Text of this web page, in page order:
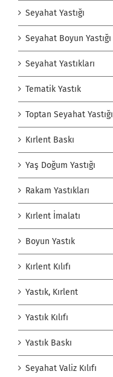
Seyahat Yastığı
Seyahat Boyun Yastığı
Seyahat Yastıkları
Tematik Yastık
Toptan Seyahat Yastığı
Kırlent Baskı
Yaş Doğum Yastığı
Rakam Yastıkları
Kırlent İmalatı
Boyun Yastık
Kırlent Kılıfı
Yastık, Kırlent
Yastık Kılıfı
Yastık Baskı
Seyahat Valiz Kılıfı